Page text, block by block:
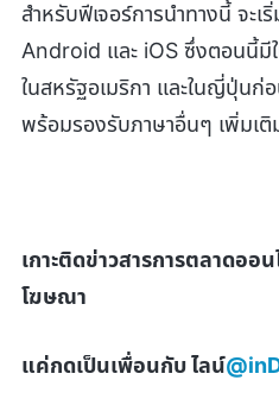
สำหรับฟีเจอร์การนำทางนี้ จะเ
Android และ iOS ซึ่งตอนนี้มี
ในสหรัฐอเมริกา และในญี่ปุ่นก่
พร้อมรองรับภาษาอื่นๆ เพิ่มเติ
เกาะติดข่าวสารการตลาดออ
โฆษณา
แค่กดเป็นเพื่อนกับ ไลน์